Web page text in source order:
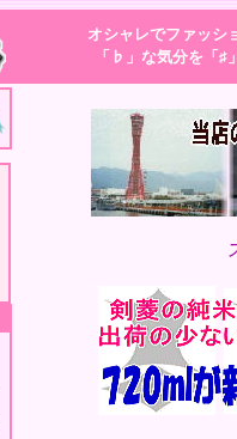
オシャレでファッシ
「♭」な気分を「♯